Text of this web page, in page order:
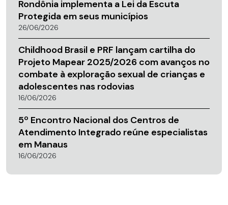
Rondônia implementa a Lei da Escuta
Protegida em seus municípios
26/06/2026
Childhood Brasil e PRF lançam cartilha do
Projeto Mapear 2025/2026 com avanços no
combate à exploração sexual de crianças e
adolescentes nas rodovias
16/06/2026
5º Encontro Nacional dos Centros de
Atendimento Integrado reúne especialistas
em Manaus
16/06/2026